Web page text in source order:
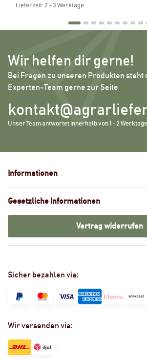
Lieferzeit: 2 - 3 Werktage
Wir helfen dir gerne!
Bei Fragen zu unseren Produkten steht
Experten-Team gerne zur Seite
Unser Team antwortet innerhalb von 1 - 2
Informationen
Gesetzliche Informationen
Vertrag widerrufen
Sicher bezahlen via:
Wir versenden via: